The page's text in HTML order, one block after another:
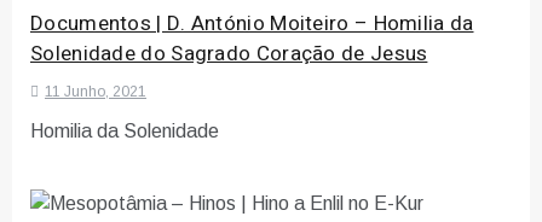
Documentos | D. António Moiteiro – Homilia da
Solenidade do Sagrado Coração de Jesus
11 Junho, 2021
Homilia da Solenidade